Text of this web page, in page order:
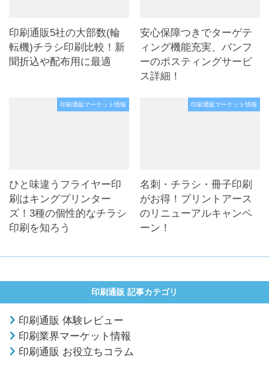
印刷通販5社の大部数(輪
転機)チラシ印刷比較！新
聞折込や配布用に最適
安心保障つきでターゲテ
ィング機能充実、バンフ
ーのポスティングサービ
ス詳細！
印刷通販マーケット情報
ひと味違うフライヤー印
刷はキングプリンター
ズ！3種の個性的なチラシ
印刷を知ろう
印刷通販マーケット情報
名刺・チラシ・冊子印刷
がお得！プリントアース
のリニューアルキャンペ
ーン！
印刷通販 記事カテゴリ
印刷通販 体験レビュー
印刷業界マーケット情報
印刷通販 お役立ちコラム